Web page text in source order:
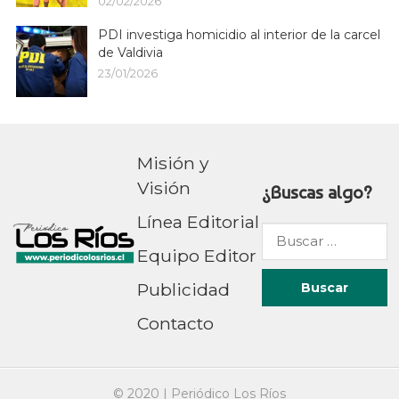
PDI investiga homicidio al interior de la carcel
de Valdivia
23/01/2026
Misión y
Visión
Línea Editorial
Equipo Editor
Publicidad
Contacto
¿Buscas algo?
Buscar
por:
© 2020 | Periódico Los Ríos